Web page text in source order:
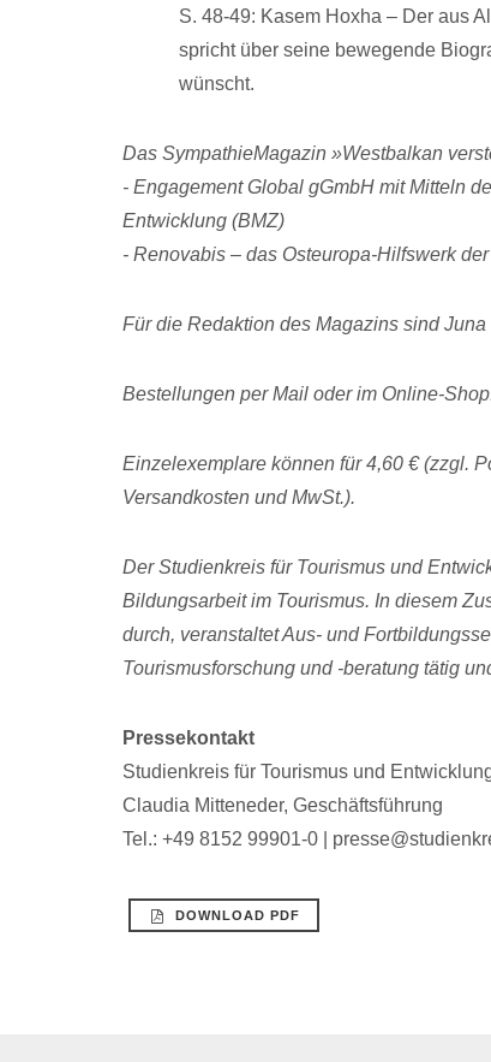
S. 48-49: Kasem Hoxha – Der aus
spricht über seine bewegende
wünscht.
Das SympathieMagazin »Westbalkan
- Engagement Global gGmbH mit Mitteln
Entwicklung (BMZ)
- Renovabis – das Osteuropa-Hilfswerk
Für die Redaktion des Magazins sind
Bestellungen per Mail oder im Online-
Einzelexemplare können für 4,60 € (zzgl.
Versandkosten und MwSt.).
Der Studienkreis für Tourismus und
Bildungsarbeit im Tourismus. In diesem
durch, veranstaltet Aus- und
Tourismusforschung und -beratung tätig
Pressekontakt
Studienkreis für Tourismus und
Claudia Mitteneder, Geschäftsführung
Tel.: +49 8152 99901-0 |
DOWNLOAD PDF